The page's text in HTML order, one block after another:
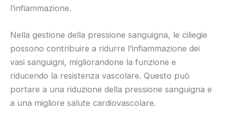
l’infiammazione.
Nella gestione della pressione sanguigna, le ciliegie
possono contribuire a ridurre l’infiammazione dei
vasi sanguigni, migliorandone la funzione e
riducendo la resistenza vascolare. Questo può
portare a una riduzione della pressione sanguigna e
a una migliore salute cardiovascolare.